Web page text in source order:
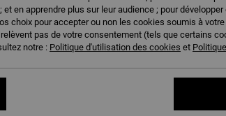
NOUVEAUTÉ
en apprendre plus sur leur audience ; pour
choix pour accepter ou non les cookies soumis à
pas de votre consentement (tels que certains
notre : Politique d'utilisation des cookies et